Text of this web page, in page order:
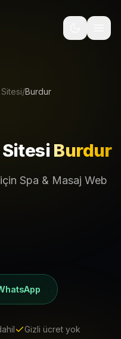
/Burdur
SitesiBurdur
Spa & Masaj Web
Gizli ücret yok